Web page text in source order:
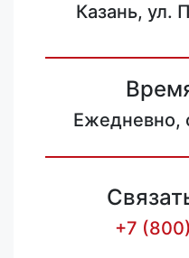
Казань, ул.
Ежедневно,
+7